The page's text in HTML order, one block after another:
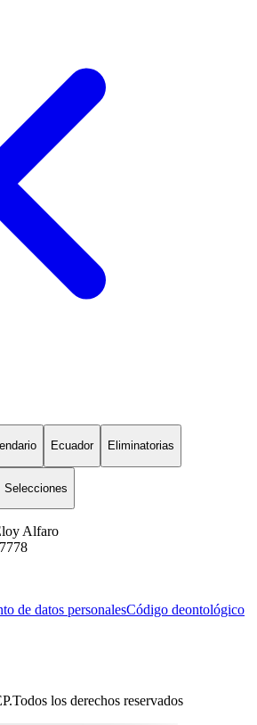
Ecuador Eliminatorias
Selecciones
Alfaro
de datos personalesCódigo deontológico
los derechos reservados